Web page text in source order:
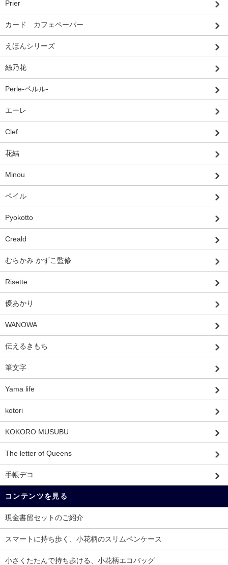
Prier
カード カフェペーパー
えほんシリーズ
絲乃花
Perle-ペルル-
エーレ
Clef
花結
Minou
ペイル
Pyokotto
Creald
むらかみ かずこ監修
Risette
優あかり
WANOWA
伝えるきもち
筆文字
Yama life
kotori
KOKORO MUSUBU
The letter of Queens
手帳デコ
コンテンツを見る
現金書留セットのご紹介
スマートに持ち歩く、小花柄のスリムペンケース
小さくたたんで持ち歩ける、小花柄エコバッグ